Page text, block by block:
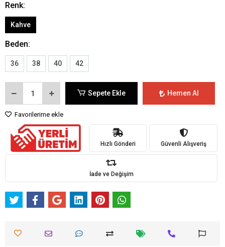
Renk:
Kahve
Beden:
36 38 40 42
Sepete Ekle Hemen Al
Favorilerime ekle
Hızlı Gönderi Güvenli Alışveriş
İade ve Değişim